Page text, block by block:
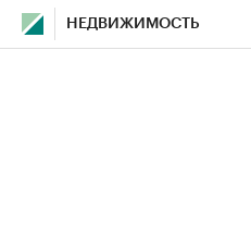
НЕДВИЖИМОСТЬ